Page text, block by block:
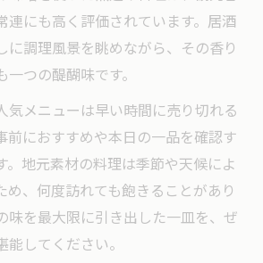
連にも高く評価されています。居酒
に調理風景を眺めながら、その香り
つの醍醐味です。
気メニューは早い時間に売り切れる
前におすすめや本日の一品を確認す
。地元素材の料理は季節や天候によ
め、何度訪れても飽きることがあり
味を最大限に引き出した一皿を、ぜ
してください。